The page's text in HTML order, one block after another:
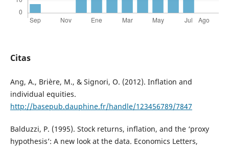
Citas
Ang, A., Brière, M., & Signori, O. (2012). Inflation and
individual equities.
http://basepub.dauphine.fr/handle/123456789/7847
Balduzzi, P. (1995). Stock returns, inflation, and the ‘proxy
hypothesis’: A new look at the data. Economics Letters,